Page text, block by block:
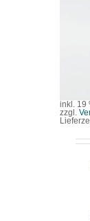
inkl. 19
zzgl.